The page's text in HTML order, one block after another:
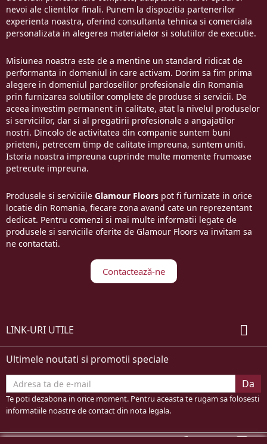
nevoi ale clientilor finali. Punem la dispozitia partenerilor
experienta noastra, oferind consultanta tehnica si comerciala
personalizata in alegerea materialelor si solutiilor de executie.
Misiunea noastra este de a mentine un standard ridicat de
performanta in domeniul in care activam. Dorim sa fim prima
alegere in domeniul pardoselilor profesionale din Romania
prin furnizarea solutiilor complete de produse si servicii. De
aceea investim permanent in calitate, atat la nivelul produselor
si serviciilor, dar si al pregatirii profesionale a angajatilor
nostri. Dincolo de activitatea din companie suntem buni
prieteni, petrecem timp de calitate impreuna, suntem uniti.
Istoria noastra impreuna cuprinde multe momente frumoase
petrecute impreuna.
Produsele si serviciile Glamour Floors pot fi furnizate in orice
locatie din Romania, fiecare zona avand cate un reprezentant
dedicat. Pentru comenzi si mai multe informatii legate de
produsele si serviciile oferite de Glamour Floors va invitam sa
ne contactati.
Contactează-ne
LINK-URI UTILE 
Ultimele noutati si promotii speciale
Te poti dezabona in orice moment. Pentru aceasta te rugam sa folosesti
informatiile noastre de contact din nota legala.
FacebookYouTube